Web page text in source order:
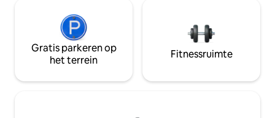
Gratis parkeren op
het terrein
Fitnessruimte